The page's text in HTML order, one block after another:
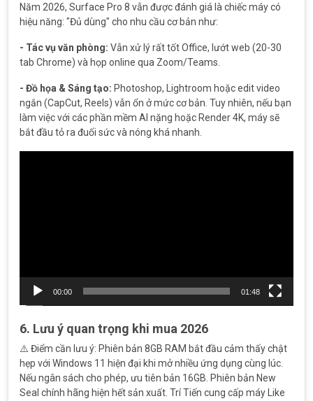
Năm 2026, Surface Pro 8 vẫn được đánh giá là chiếc máy có
hiệu năng: "Đủ dùng" cho nhu cầu cơ bản như:
- Tác vụ văn phòng: Vẫn xử lý rất tốt Office, lướt web (20-30
tab Chrome) và họp online qua Zoom/Teams.
- Đồ họa & Sáng tạo: Photoshop, Lightroom hoặc edit video
ngắn (CapCut, Reels) vẫn ổn ở mức cơ bản. Tuy nhiên, nếu bạn
làm việc với các phần mềm AI nặng hoặc Render 4K, máy sẽ
bắt đầu tỏ ra đuối sức và nóng khá nhanh.
00:00 01:48
6. Lưu ý quan trọng khi mua 2026
⚠️ Điểm cần lưu ý: Phiên bản 8GB RAM bắt đầu cảm thấy chật
hẹp với Windows 11 hiện đại khi mở nhiều ứng dụng cùng lúc.
Nếu ngân sách cho phép, ưu tiên bản 16GB. Phiên bản New
Seal chính hãng hiện hết sản xuất. Trí Tiến cung cấp máy Like